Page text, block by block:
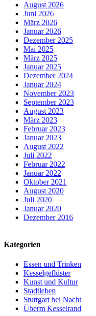
August 2026
Juni 2026
März 2026
Januar 2026
Dezember 2025
Mai 2025
März 2025
Januar 2025
Dezember 2024
Januar 2024
November 2023
September 2023
August 2023
März 2023
Februar 2023
Januar 2023
August 2022
Juli 2022
Februar 2022
Januar 2022
Oktober 2021
August 2020
Juli 2020
Januar 2020
Dezember 2016
Kategorien
Essen und Trinken
Kesselgeflüster
Kunst und Kultur
Stadtleben
Stuttgart bei Nacht
Überm Kesselrand